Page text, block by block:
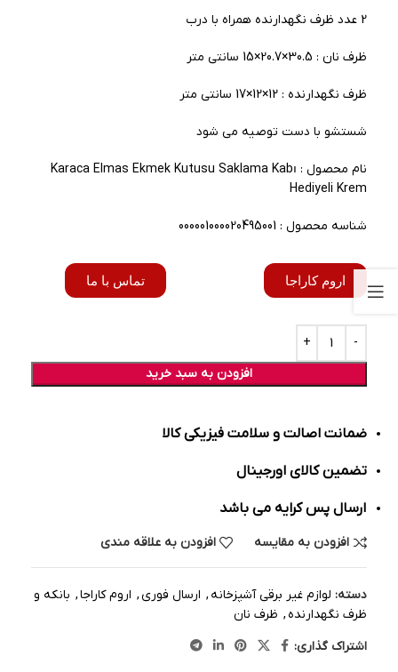
2 عدد ظرف نگهدارنده همراه با درب
ظرف نان : 30.5×20.7×15 سانتی متر
ظرف نگهدارنده : 12×12×17 سانتی متر
شستشو با دست توصیه می شود
نام محصول : Karaca Elmas Ekmek Kutusu Saklama Kabı
Hediyeli Krem
شناسه محصول : 000001000020495001
اروم کاراجا تماس با ما
افزودن به سبد خرید
ضمانت اصالت و سلامت فیزیکی کالا
تضمین کالای اورجینال
ارسال پس کرایه می باشد
افزودن به مقایسه افزودن به علاقه مندی
دسته: لوازم غیر برقی آشپزخانه , ارسال فوری, اروم کاراجا, بانکه و
ظرف نگهدارنده, ظرف نان
اشتراک گذاری: